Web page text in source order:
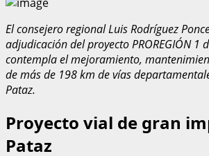
El consejero regional Luis Rodríguez
adjudicación del proyecto PROREGIÓN 1
contempla el mejoramiento,
de más de 198 km de vías
Pataz.
Proyecto vial de gran
Pataz